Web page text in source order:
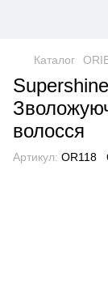
Каталог
волосся
Артикул: OR118